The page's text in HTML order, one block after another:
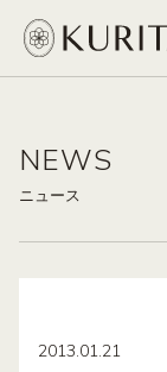
NEWS
ニュース
2013.01.21